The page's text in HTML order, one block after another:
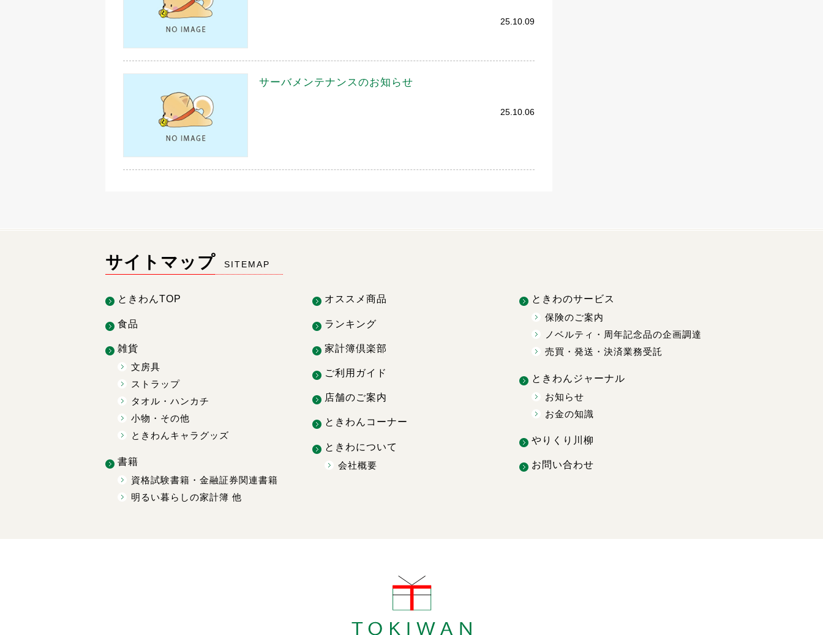
25.10.09
サーバメンテナンスのお知らせ
25.10.06
サイトマップ SITEMAP
ときわんTOP
食品
雑貨
文房具
ストラップ
タオル・ハンカチ
小物・その他
ときわんキャラグッズ
書籍
資格試験書籍・金融証券関連書籍
明るい暮らしの家計簿 他
オススメ商品
ランキング
家計簿倶楽部
ご利用ガイド
店舗のご案内
ときわんコーナー
ときわについて
会社概要
ときわのサービス
保険のご案内
ノベルティ・周年記念品の企画調達
売買・発送・決済業務受託
ときわんジャーナル
お知らせ
お金の知識
やりくり川柳
お問い合わせ